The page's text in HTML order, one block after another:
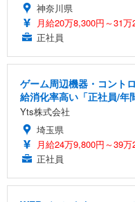
神奈川県
月給20万8,300円～31万
正社員
ゲーム周辺機器・コント
給消化率高い「正社員/年
Yts株式会社
埼玉県
月給24万9,800円～39万
正社員